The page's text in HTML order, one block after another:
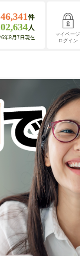
件
人
年8月7日現在
マイページ
ログイン